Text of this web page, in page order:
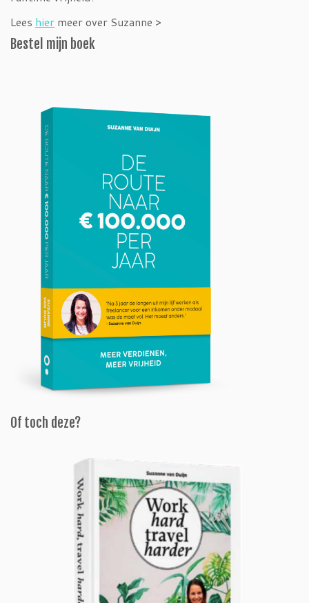
Lees hier meer over Suzanne >
Bestel mijn boek
Of toch deze?